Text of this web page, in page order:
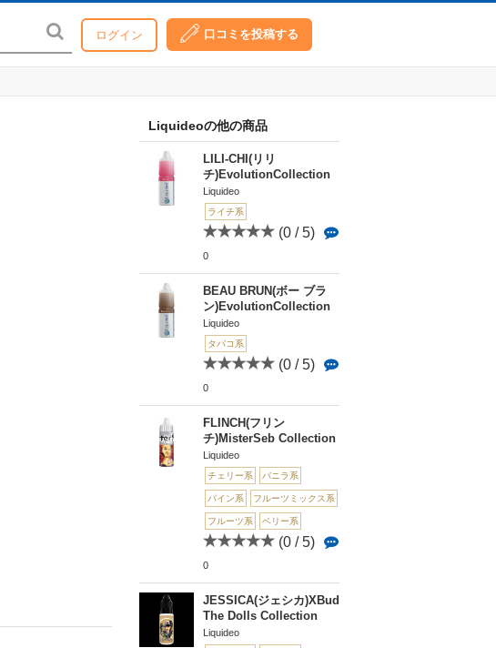
ログイン 口コミを投稿する
Liquideoの他の商品
LILI-CHI(リリ
チ)EvolutionCollection
Liquideo
ライチ系
(0 / 5)
0
BEAU BRUN(ボー ブラ
ン)EvolutionCollection
Liquideo
タバコ系
(0 / 5)
0
FLINCH(フリン
チ)MisterSeb Collection
Liquideo
チェリー系 バニラ系
パイン系 フルーツミックス系
フルーツ系 ベリー系
(0 / 5)
0
JESSICA(ジェシカ)XBud
The Dolls Collection
Liquideo